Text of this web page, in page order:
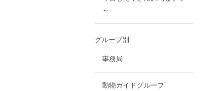
～
グループ別
事務局
動物ガイドグループ